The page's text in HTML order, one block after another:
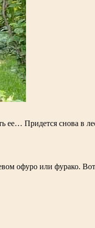
ее… Придется снова в
офуро или фурако.